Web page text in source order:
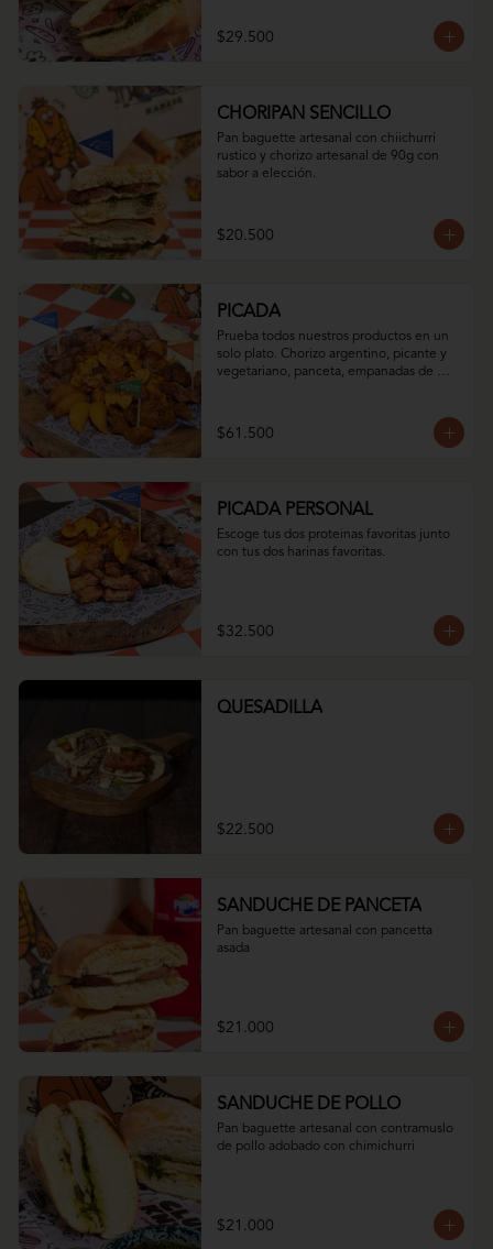
$29.500
CHORIPAN SENCILLO
Pan baguette artesanal con chiichurri
rustico y chorizo artesanal de 90g con
sabor a elección.
$20.500
PICADA
Prueba todos nuestros productos en un
solo plato. Chorizo argentino, picante y
vegetariano, panceta, empanadas de
papas.
$61.500
PICADA PERSONAL
Escoge tus dos proteinas favoritas junto
con tus dos harinas favoritas.
$32.500
QUESADILLA
$22.500
SANDUCHE DE PANCETA
Pan baguette artesanal con pancetta
asada
$21.000
SANDUCHE DE POLLO
Pan baguette artesanal con contramuslo
de pollo adobado con chimichurri
$21.000